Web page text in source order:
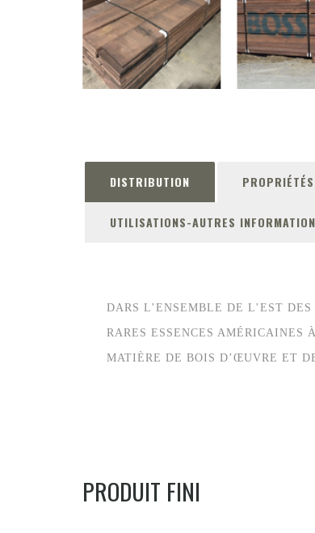
DISTRIBUTION
UTILISATIONS-AUTRES
DARS L’ENSEMBLE DE L’EST
RARES ESSENCES
MATIÈRE DE BOIS D’ŒUVRE ET
PRODUIT FINI